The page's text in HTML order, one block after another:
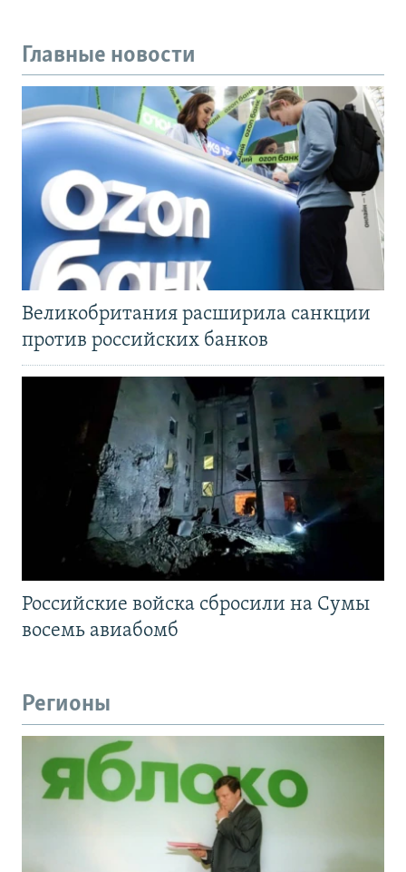
Главные новости
Великобритания расширила санкции
против российских банков
Российские войска сбросили на Сумы
восемь авиабомб
Регионы